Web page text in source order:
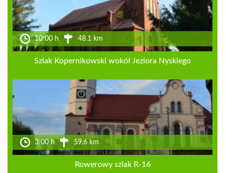
10:00 h 48.1 km
Szlak Kopernikowski wokół Jeziora Nyskiego
3:00 h 59.6 km
Rowerowy szlak R-16